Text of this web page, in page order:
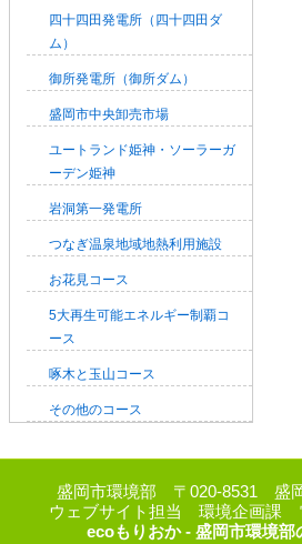
四十四田発電所（四十四田ダ
ム）
御所発電所（御所ダム）
盛岡市中央卸売市場
ユートランド姫神・ソーラーガ
ーデン姫神
岩洞第一発電所
つなぎ温泉地域地熱利用施設
お花見コース
5大再生可能エネルギー制覇コ
ース
啄木と玉山コース
その他のコース
盛岡市環境部 〒020-8531 盛
ウェブサイト担当 環境企画課
ecoもりおか - 盛岡市環境部